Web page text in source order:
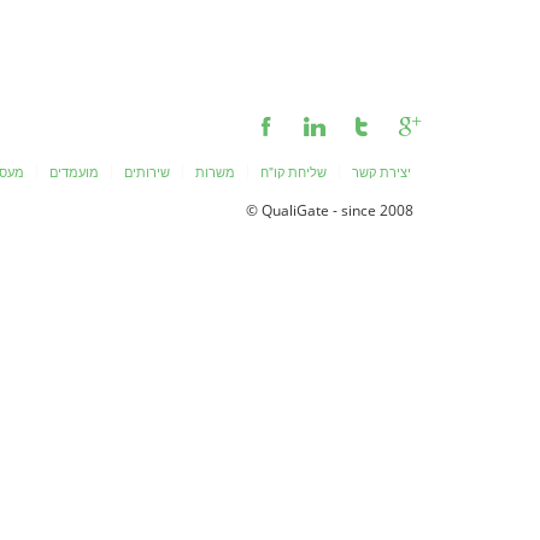
מועמדים שירותים משרות שליחת קו"ח יצירת קשר
QualiGate - since 2008 ©